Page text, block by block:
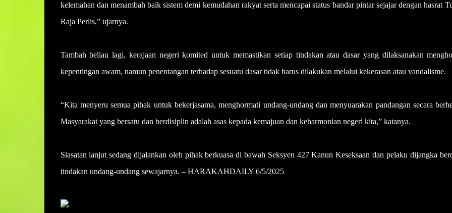
kelemahan dan menambah baik sistem demi kemudahan rakyat serta mencapai status bandar pintar sejajar dengan hasrat
Raja Perlis,” ujarnya.
Tambah beliau lagi, kerajaan negeri komited untuk memastikan setiap tindakan atau dasar yang dilaksanakan
kepentingan awam, namun penentangan terhadap sesuatu dasar tidak harus dilakukan melalui kekerasan atau vandalisme.
“Kita menyeru semua pihak untuk bekerjasama, menghormati undang-undang dan menyuarakan pandangan secara
Masyarakat yang bersatu dan berdisiplin adalah asas kepada kemajuan dan keharmonian negeri kita,” katanya.
Siasatan lanjut sedang dijalankan oleh pihak berkuasa di bawah Seksyen 427 Kanun Keseksaan dan pelaku dijangka
tindakan undang-undang sewajarnya. – HARAKAHDAILY 6/5/2025